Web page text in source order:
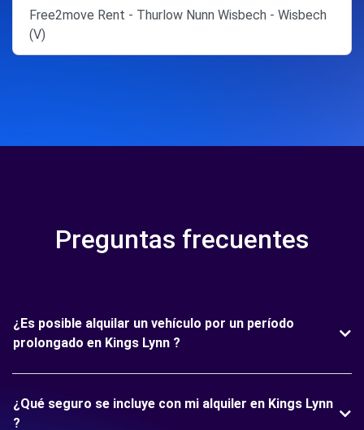
Free2move Rent - Thurlow Nunn Wisbech - Wisbech
(V)
Preguntas frecuentes
¿Es posible alquilar un vehículo por un período
prolongado en Kings Lynn ?
¿Qué seguro se incluye con mi alquiler en Kings Lynn
?